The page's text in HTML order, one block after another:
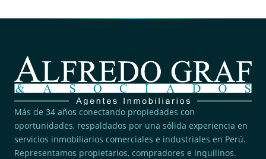
Pucusana (3)
Lince (3)
San Borja (2)
Ancon (2)
San Juan De Miraflores (2)
Más de 34 años conectando propiedades con
oportunidades, respaldados por una sólida experiencia en
servicios inmobiliarios comerciales e industriales en Perú.
Representamos propietarios, compradores e inquilinos.